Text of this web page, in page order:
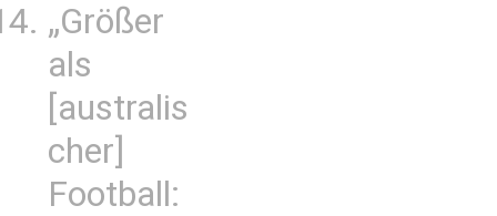
„Größer
als
[australis
cher]
Football: